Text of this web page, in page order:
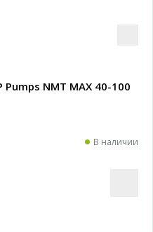
NMT MAX 40-100
В наличии